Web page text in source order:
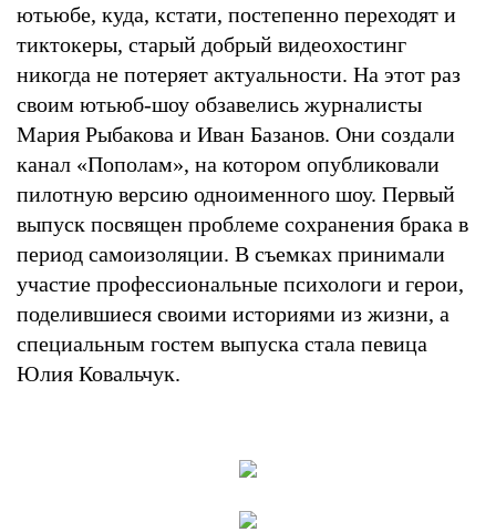
ютьюбе, куда, кстати, постепенно переходят и
тиктокеры, старый добрый видеохостинг
никогда не потеряет актуальности. На этот раз
своим ютьюб-шоу обзавелись журналисты
Мария Рыбакова и Иван Базанов. Они создали
канал «Пополам», на котором опубликовали
пилотную версию одноименного шоу. Первый
выпуск посвящен проблеме сохранения брака в
период самоизоляции. В съемках принимали
участие профессиональные психологи и герои,
поделившиеся своими историями из жизни, а
специальным гостем выпуска стала певица
Юлия Ковальчук.